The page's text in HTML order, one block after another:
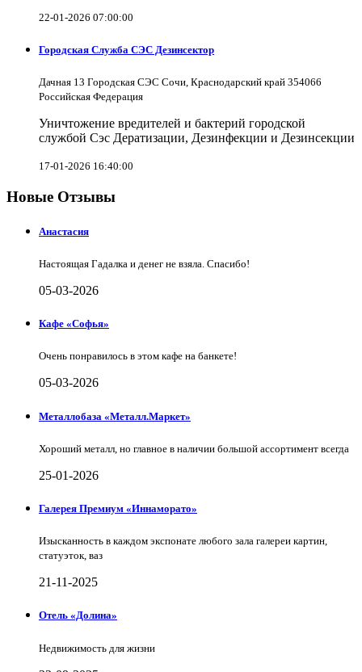
22-01-2026 07:00:00
Городская Служба СЭС Дезинсектор
Дачная 13 Городская СЭС Сочи, Краснодарский край 354066
Российская Федерация
Уничтожение вредителей и бактерий городской
службой Сэс Дератизации, Дезинфекции и Дезинсекции
17-01-2026 16:40:00
Новые Отзывы
Анастасия
Настоящая Гадалка и денег не взяла. Спасибо!
05-03-2026
Кафе «Софья»
Очень понравилось в этом кафе на банкете!
05-03-2026
Металлобаза «Металл.Маркет»
Хороший металл, но главное в наличии большой ассортимент всегда
25-01-2026
Галерея Премиум «Иннаморато»
Изысканность в каждом экспонате любого зала галереи картин,
статуэток, ваз
21-11-2025
Отель «Долина»
Недвижимость для жизни